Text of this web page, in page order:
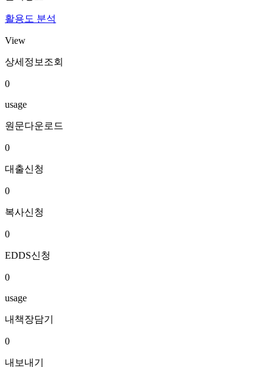
활용도 분석
View
상세정보조회
0
usage
원문다운로드
0
대출신청
0
복사신청
0
EDDS신청
0
usage
내책장담기
0
내보내기